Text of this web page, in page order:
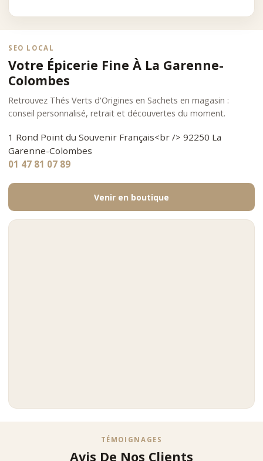
SEO LOCAL
Votre Épicerie Fine À La Garenne-
Colombes
Retrouvez Thés Verts d'Origines en Sachets en magasin :
conseil personnalisé, retrait et découvertes du moment.
1 Rond Point du Souvenir Français<br /> 92250 La
Garenne-Colombes
01 47 81 07 89
Venir en boutique
TÉMOIGNAGES
Avis De Nos Clients